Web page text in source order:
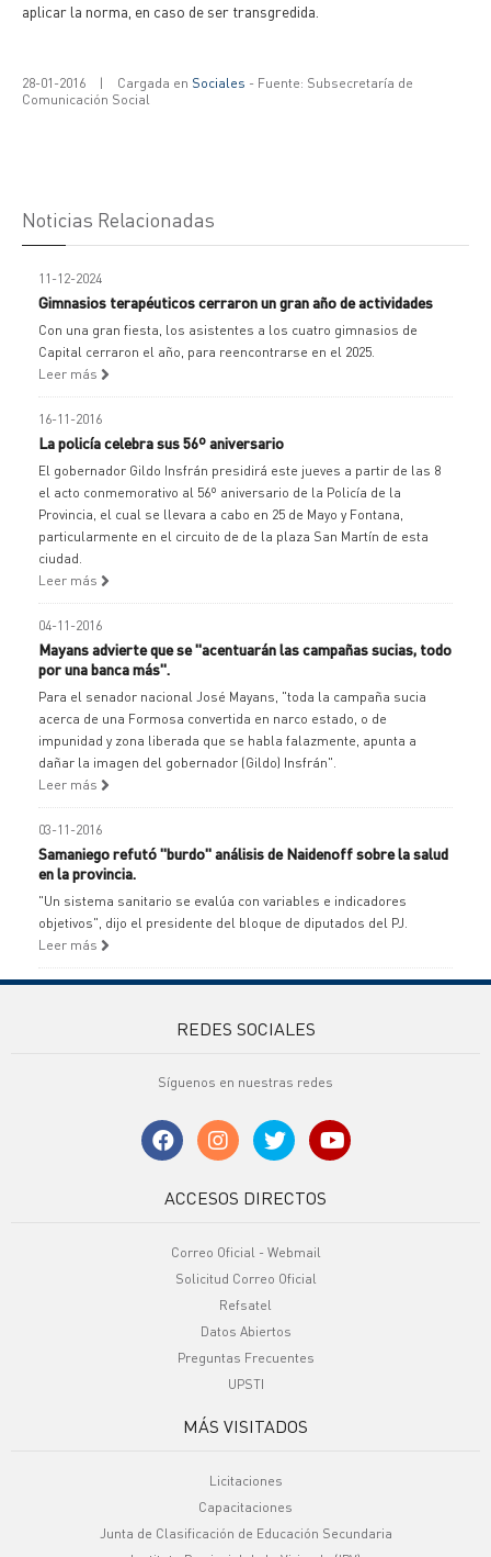
aplicar la norma, en caso de ser transgredida.
28-01-2016 | Cargada en Sociales - Fuente: Subsecretaría de
Comunicación Social
Noticias Relacionadas
11-12-2024
Gimnasios terapéuticos cerraron un gran año de actividades
Con una gran fiesta, los asistentes a los cuatro gimnasios de
Capital cerraron el año, para reencontrarse en el 2025.
Leer más
16-11-2016
La policía celebra sus 56º aniversario
El gobernador Gildo Insfrán presidirá este jueves a partir de las 8
el acto conmemorativo al 56º aniversario de la Policía de la
Provincia, el cual se llevara a cabo en 25 de Mayo y Fontana,
particularmente en el circuito de de la plaza San Martín de esta
ciudad.
Leer más
04-11-2016
Mayans advierte que se "acentuarán las campañas sucias, todo
por una banca más".
Para el senador nacional José Mayans, "toda la campaña sucia
acerca de una Formosa convertida en narco estado, o de
impunidad y zona liberada que se habla falazmente, apunta a
dañar la imagen del gobernador (Gildo) Insfrán".
Leer más
03-11-2016
Samaniego refutó "burdo" análisis de Naidenoff sobre la salud
en la provincia.
"Un sistema sanitario se evalúa con variables e indicadores
objetivos", dijo el presidente del bloque de diputados del PJ.
Leer más
REDES SOCIALES
Síguenos en nuestras redes
ACCESOS DIRECTOS
Correo Oficial - Webmail
Solicitud Correo Oficial
Refsatel
Datos Abiertos
Preguntas Frecuentes
UPSTI
MÁS VISITADOS
Licitaciones
Capacitaciones
Junta de Clasificación de Educación Secundaria